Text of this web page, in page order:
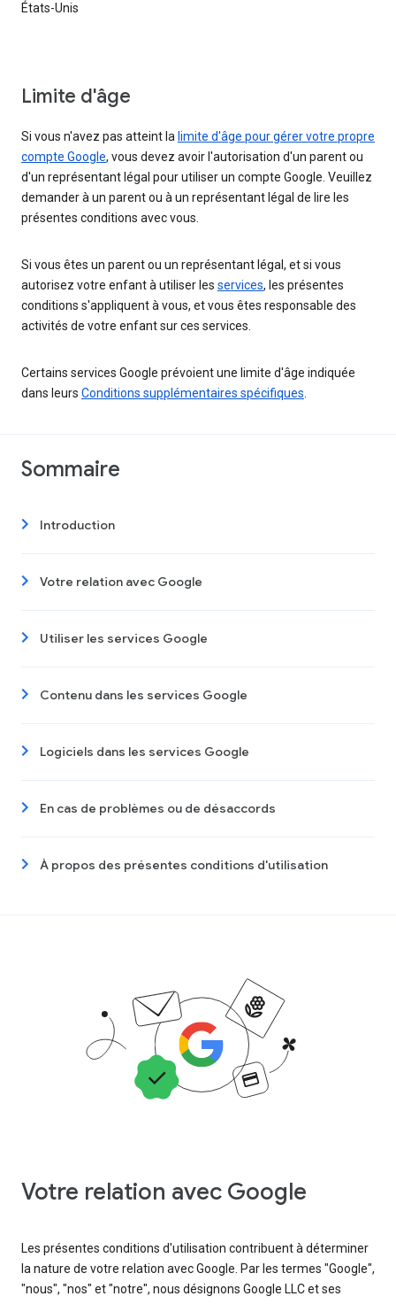
États-Unis
Limite d'âge
Si vous n'avez pas atteint la limite d'âge pour gérer votre propre
compte Google, vous devez avoir l'autorisation d'un parent ou
d'un représentant légal pour utiliser un compte Google. Veuillez
demander à un parent ou à un représentant légal de lire les
présentes conditions avec vous.
Si vous êtes un parent ou un représentant légal, et si vous
autorisez votre enfant à utiliser les services, les présentes
conditions s'appliquent à vous, et vous êtes responsable des
activités de votre enfant sur ces services.
Certains services Google prévoient une limite d'âge indiquée
dans leurs Conditions supplémentaires spécifiques
Sommaire
Introduction
Votre relation avec Google
Utiliser les services Google
Contenu dans les services Google
Logiciels dans les services Google
En cas de problèmes ou de désaccords
À propos des présentes conditions d'utilisation
Votre relation avec Google
Les présentes conditions d'utilisation contribuent à déterminer
la nature de votre relation avec Google. Par les termes "Google",
"nous", "nos" et "notre", nous désignons Google LLC et ses